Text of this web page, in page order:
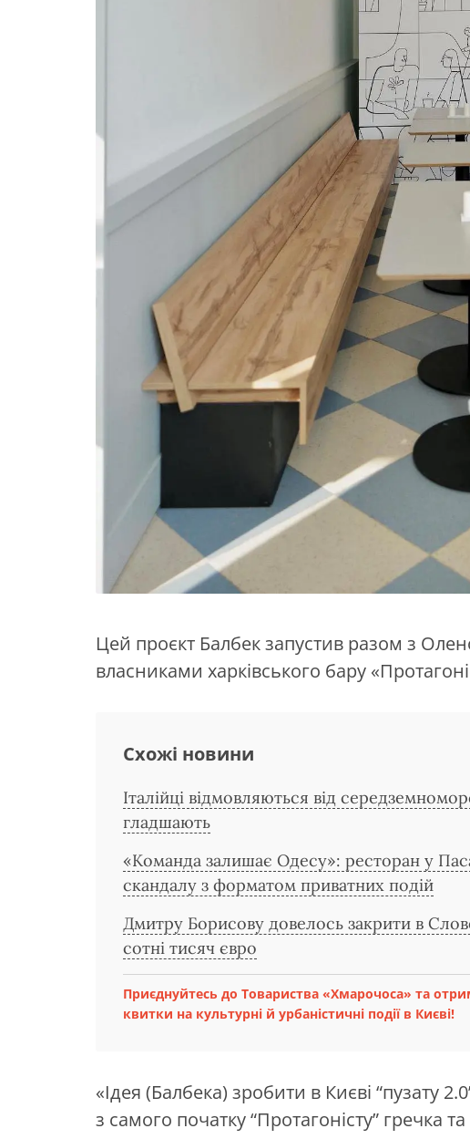
Цей проєкт Балбек запустив разом з
власниками харківського бару
Схожі новини
Італійці відмовляються від
гладшають
«Команда залишає Одесу»: ресторан у
скандалу з форматом приватних подій
Дмитру Борисову довелось закрити в
сотні тисяч євро
Приєднуйтесь до Товариства «Хмарочоса» та
квитки на культурні й урбаністичні події в Києві!
«Ідея (Балбека) зробити в Києві “пузату
з самого початку “Протагоністу”